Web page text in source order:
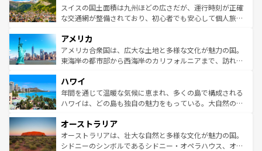
きるだろう。 なお、新着のフランス情報はコンテンツ一覧
を参照してほしい。
ドイツ情報はコンテンツ一覧を参照してほしい。
ティー、ビール好きにはたまらない英国パブ、サッカー観
戦など、本場だからこそできる体験も豊富。イギリスを旅
ンツ一覧を参照してほしい。
スイスの国土面積は九州ほどの広さだが、運行時刻が正確
な交通網が整備されており、初心者でも安心して個人旅行
の建物がそのまま残る町や、スイスならではのユニークな
博物館もあり、アルプス観光だけでなく町歩きも満喫する
ことができる。国民の所得が高いため物価も高いが、旅行
ば市内交通費無料で観光を楽しむこともできる。 なお、新
着のスイス情報はコンテンツ一覧 を参照してほしい。
アメリカ
アメリカ合衆国は、広大な土地と多様な文化が魅力の国。
東海岸の都市部から西海岸のカリフォルニアまで、訪れる
のような巨大都市は、観光、ショッピング、エンターテイ
ンメントが詰まった刺激的なスポットだ。一方、アメリカ
西部には大自然が広がり、グランドキャニオンやイエロー
部のニューオーリンズでは、音楽と美食が融合した独特の
文化が魅力。旅行者はアメリカの各地域で異なる魅力を楽
しみながら、その多様性と豊かな歴史を感じることができ
ハワイ
年間を通じて温暖な気候に恵まれ、多くの島で構成される
ハワイは、どの島も独自の魅力をもっている。大自然の神
ワイ島は見逃せない。また、定番の観光地といえばオアフ
島だが、静かな自然を求めるならマウイ島やカウアイ島が
おすすめ。エメラルドグリーンに輝く海をはじめ、豊かな
オーストラリア
オーストラリアは、壮大な自然と多様な文化が魅力の国。
シドニーのシンボルであるシドニー・オペラハウス、オー